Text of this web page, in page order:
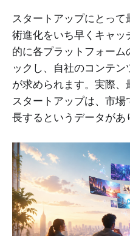
スタートアップにとっ
術進化をいち早くキャ
的に各プラットフォー
ックし、自社のコンテ
が求められます。実際
スタートアップは、市
長するというデータがあ